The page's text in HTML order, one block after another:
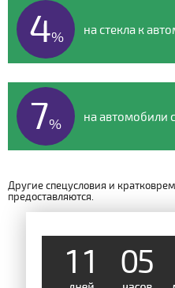
4% на стекла к
7% на автомобили
Другие спецусловия и
предоставляются.
1 1 05